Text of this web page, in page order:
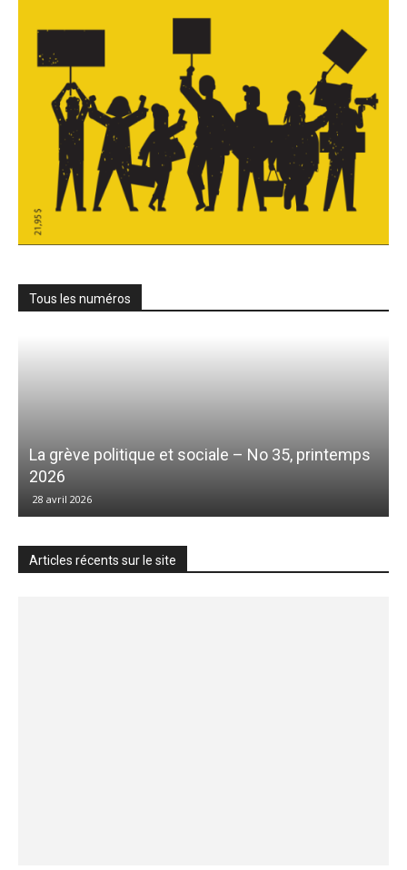
Tous les numéros
La grève politique et sociale – No 35, printemps
2026
28 avril 2026
Articles récents sur le site